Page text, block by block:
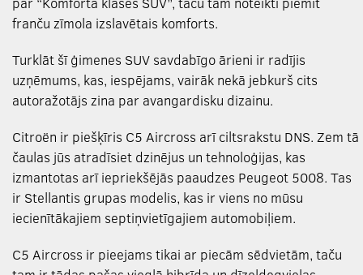
franču zīmola izslavētais komforts.
Turklāt šī ģimenes SUV savdabīgo ārieni ir radījis
uzņēmums, kas, iespējams, vairāk nekā jebkurš cits
autoražotājs zina par avangardisku dizainu.
Citroën ir piešķīris C5 Aircross arī ciltsrakstu DNS. Zem tā
čaulas jūs atradīsiet dzinējus un tehnoloģijas, kas
izmantotas arī iepriekšējās paaudzes Peugeot 5008. Tas
ir Stellantis grupas modelis, kas ir viens no mūsu
iecienītākajiem septiņvietīgajiem automobiļiem.
C5 Aircross ir pieejams tikai ar piecām sēdvietām, taču